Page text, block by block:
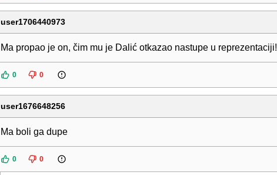
user1706440973
Ma propao je on, čim mu je Dalić otkazao nastupe u reprezentaciji!
0 0
user1676648256
Ma boli ga dupe
0 0